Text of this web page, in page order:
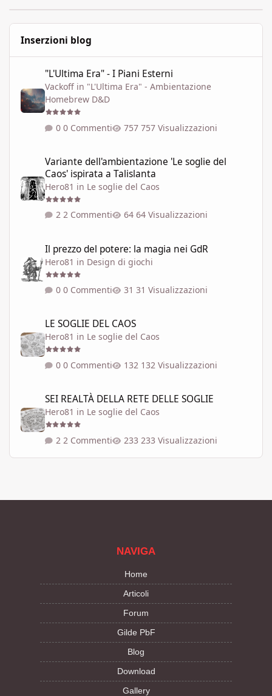
Inserzioni blog
"L'Ultima Era" - I Piani Esterni
Vackoff in "L'Ultima Era" - Ambientazione
Homebrew D&D
0 Commenti 757 Visualizzazioni
Variante dell'ambientazione 'Le soglie del
Caos' ispirata a Talislanta
Hero81 in Le soglie del Caos
2 Commenti 64 Visualizzazioni
Il prezzo del potere: la magia nei GdR
Hero81 in Design di giochi
0 Commenti 31 Visualizzazioni
LE SOGLIE DEL CAOS
Hero81 in Le soglie del Caos
0 Commenti 132 Visualizzazioni
SEI REALTÀ DELLA RETE DELLE SOGLIE
Hero81 in Le soglie del Caos
2 Commenti 233 Visualizzazioni
NAVIGA
Home
Articoli
Forum
Gilde PbF
Blog
Download
Gallery